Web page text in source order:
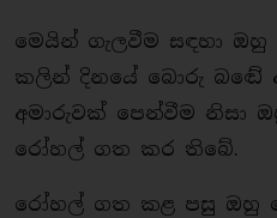
මෙයින් ගැලවීම සඳහා ඔහු
කලින් දිනයේ බොරු බඬේ
අමාරුවක් පෙන්වීම නිසා
රෝහල් ගත කර තිබේ.
රෝහල් ගත කළ පසු ඔහු